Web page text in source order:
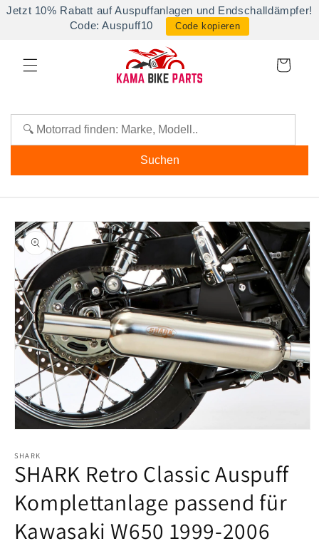
Jetzt 10% Rabatt auf Auspuffanlagen und Endschalldämpfer!
Code: Auspuff10
Code kopieren
Direkt
zum
Warenkorb
Suchen
in
Modal
öffnen
SHARK
SHARK Retro Classic Auspuff
Komplettanlage passend für
Kawasaki W650 1999-2006